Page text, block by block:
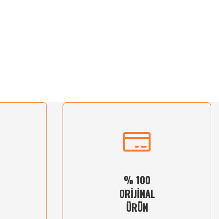
% 100
ORİJİNAL
ÜRÜN